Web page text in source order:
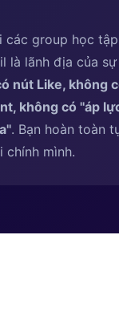
các group học
là lãnh địa của
nút Like, không
không có ''áp
. Bạn hoàn toàn
chính mình.